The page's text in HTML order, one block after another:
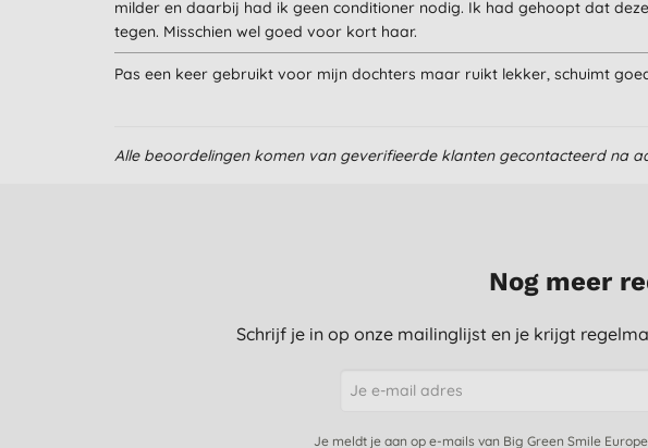
milder en daarbij had ik geen conditioner nodig. Ik had gehoopt dat
tegen. Misschien wel goed voor kort haar.
Pas een keer gebruikt voor mijn dochters maar ruikt lekker, schuimt
Alle beoordelingen komen van geverifieerde klanten gecontacteerd na
Nog meer
Schrijf je in op onze mailinglijst en je krijgt
Je meldt je aan op e-mails van Big Green Smile